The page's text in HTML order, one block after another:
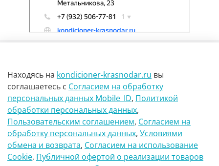
г Краснодар Ул Петра метальникова 23
8(900)29-888-66
info@kondicioner-krasnodar.ru
Находясь на kondicioner-krasnodar.ru вы
соглашаетесь с Согласием на обработку
персональных данных Mobile_ID, Политикой
обработки персональных данных,
Пользовательским соглашением, Согласием на
обработку персональных данных, Условиями
обмена и возврата, Согласием на использование
Сookie, Публичной офертой о реализации товаров